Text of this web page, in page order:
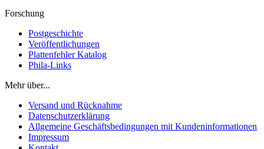
Forschung
Postgeschichte
Veröffentlichungen
Plattenfehler Katalog
Phila-Links
Mehr über...
Versand und Rücknahme
Datenschutzerklärung
Allgemeine Geschäftsbedingungen mit Kundeninformationen
Impressum